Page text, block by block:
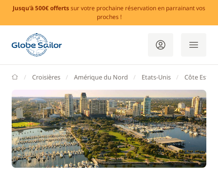
Jusqu'à 500€ offertssur votre prochaine réservation en parrainant vos
proches !
GlobeSailor
Croisières Amérique du Nord Etats-Unis Côte Est